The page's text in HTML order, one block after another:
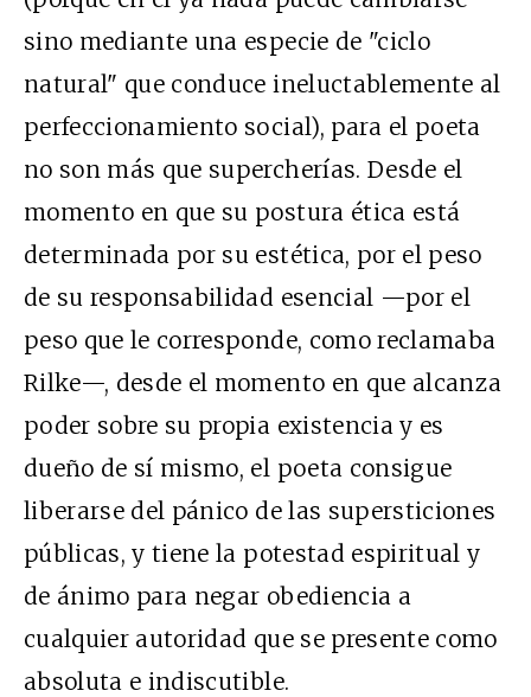
sino mediante una especie de "ciclo
natural" que conduce ineluctablemente al
perfeccionamiento social), para el poeta
no son más que supercherías. Desde el
momento en que su postura ética está
determinada por su estética, por el peso
de su responsabilidad esencial —por el
peso que le corresponde, como reclamaba
Rilke—, desde el momento en que alcanza
poder sobre su propia existencia y es
dueño de sí mismo, el poeta consigue
liberarse del pánico de las supersticiones
públicas, y tiene la potestad espiritual y
de ánimo para negar obediencia a
cualquier autoridad que se presente como
absoluta e indiscutible.